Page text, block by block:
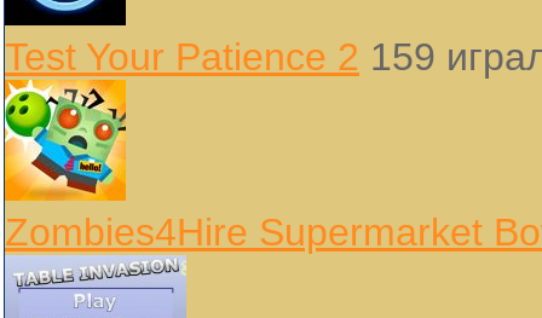
Test Your Patience 2 159
Zombies4Hire Supermarket